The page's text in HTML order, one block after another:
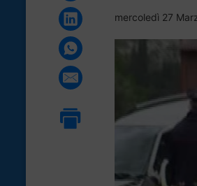
mercoledì 27